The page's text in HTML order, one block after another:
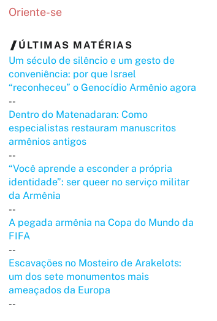
Oriente-se
ÚLTIMAS MATÉRIAS
Um século de silêncio e um gesto de
conveniência: por que Israel
“reconheceu” o Genocídio Armênio agora
--
Dentro do Matenadaran: Como
especialistas restauram manuscritos
armênios antigos
--
“Você aprende a esconder a própria
identidade”: ser queer no serviço militar
da Armênia
--
A pegada armênia na Copa do Mundo da
FIFA
--
Escavações no Mosteiro de Arakelots:
um dos sete monumentos mais
ameaçados da Europa
--